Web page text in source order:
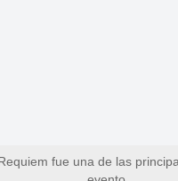
fue una de las